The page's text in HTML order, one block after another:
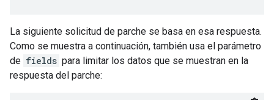
La siguiente solicitud de parche se basa en esa respuesta.
Como se muestra a continuación, también usa el parámetro
de fields para limitar los datos que se muestran en la
respuesta del parche: